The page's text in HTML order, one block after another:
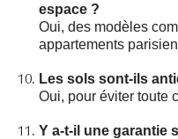
espace ?
Oui, des modèles
appartements
Les sols sont-ils
Oui, pour éviter toute
Y a-t-il une garantie